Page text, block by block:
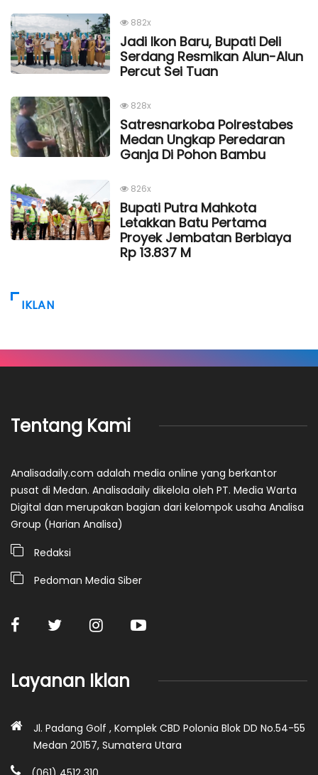
882x
Jadi Ikon Baru, Bupati Deli
Serdang Resmikan Alun-Alun
Percut Sei Tuan
828x
Satresnarkoba Polrestabes
Medan Ungkap Peredaran
Ganja Di Pohon Bambu
826x
Bupati Putra Mahkota
Letakkan Batu Pertama
Proyek Jembatan Berbiaya
Rp 13.837 M
IKLAN
Tentang Kami
Analisadaily.com adalah media online yang berkantor
pusat di Medan. Analisadaily dikelola oleh PT. Media Warta
Digital dan merupakan bagian dari kelompok usaha Analisa
Group (Harian Analisa)
Redaksi
Pedoman Media Siber
Layanan Iklan
Jl. Padang Golf , Komplek CBD Polonia Blok DD No.54-55
Medan 20157, Sumatera Utara